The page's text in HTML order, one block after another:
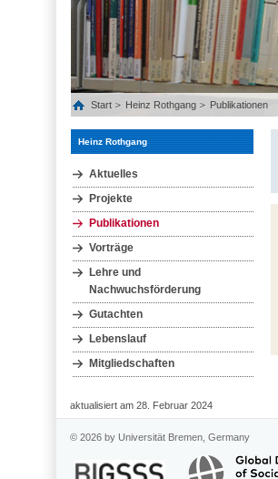
Start Heinz Rothgang Publikationen
Heinz Rothgang
Aktuelles
Projekte
Publikationen
Vorträge
Lehre und
Nachwuchsförderung
Gutachten
Lebenslauf
Mitgliedschaften
aktualisiert am 28. Februar 2024
© 2026 by Universität Bremen, Germany